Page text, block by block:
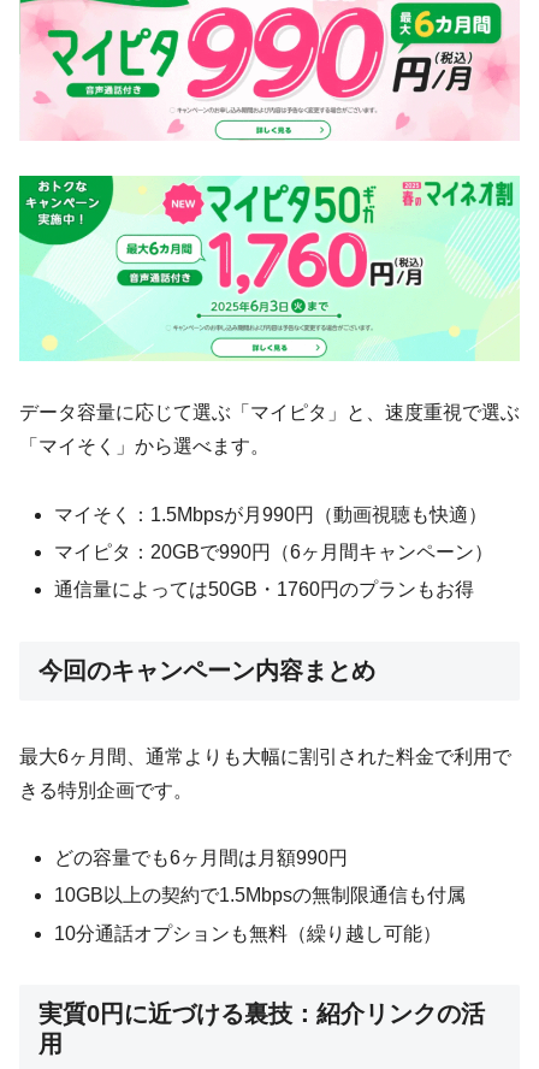
データ容量に応じて選ぶ「マイピタ」と、速度重視で選ぶ
「マイそく」から選べます。
マイそく：1.5Mbpsが月990円（動画視聴も快適）
マイピタ：20GBで990円（6ヶ月間キャンペーン）
通信量によっては50GB・1760円のプランもお得
今回のキャンペーン内容まとめ
最大6ヶ月間、通常よりも大幅に割引された料金で利用で
きる特別企画です。
どの容量でも6ヶ月間は月額990円
10GB以上の契約で1.5Mbpsの無制限通信も付属
10分通話オプションも無料（繰り越し可能）
実質0円に近づける裏技：紹介リンクの活
用